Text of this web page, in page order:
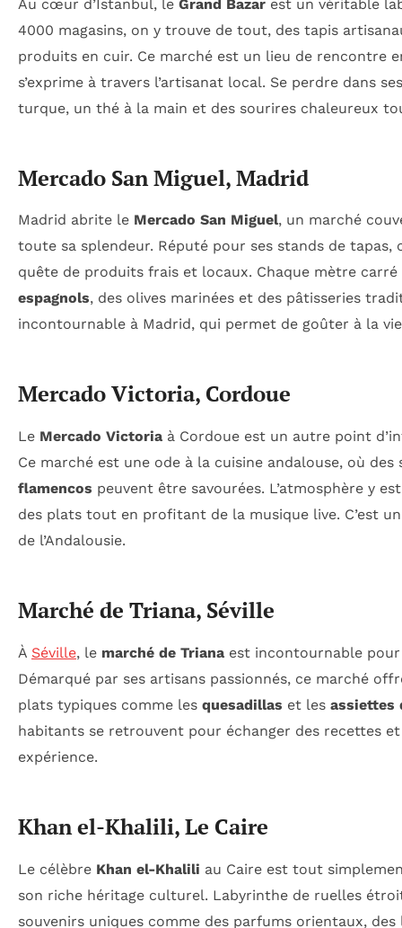
Au cœur d’Istanbul, le Grand Bazar est un véritable
4000 magasins, on y trouve de tout, des tapis
produits en cuir. Ce marché est un lieu de rencontre
s’exprime à travers l’artisanat local. Se perdre dans
turque, un thé à la main et des sourires chaleureux
Mercado San Miguel, Madrid
Madrid abrite le Mercado San Miguel, un marché
toute sa splendeur. Réputé pour ses stands de
quête de produits frais et locaux. Chaque mètre
espagnols, des olives marinées et des pâtisseries
incontournable à Madrid, qui permet de goûter à la
Mercado Victoria, Cordoue
Le Mercado Victoria à Cordoue est un autre point
Ce marché est une ode à la cuisine andalouse, où
flamencos peuvent être savourées. L’atmosphère y
des plats tout en profitant de la musique live. C’est
de l’Andalousie.
Marché de Triana, Séville
À Séville, le marché de Triana est incontournable
Démarqué par ses artisans passionnés, ce marché
plats typiques comme les quesadillas et les assiettes
habitants se retrouvent pour échanger des recettes
expérience.
Khan el-Khalili, Le Caire
Le célèbre Khan el-Khalili au Caire est tout
son riche héritage culturel. Labyrinthe de ruelles
souvenirs uniques comme des parfums orientaux,